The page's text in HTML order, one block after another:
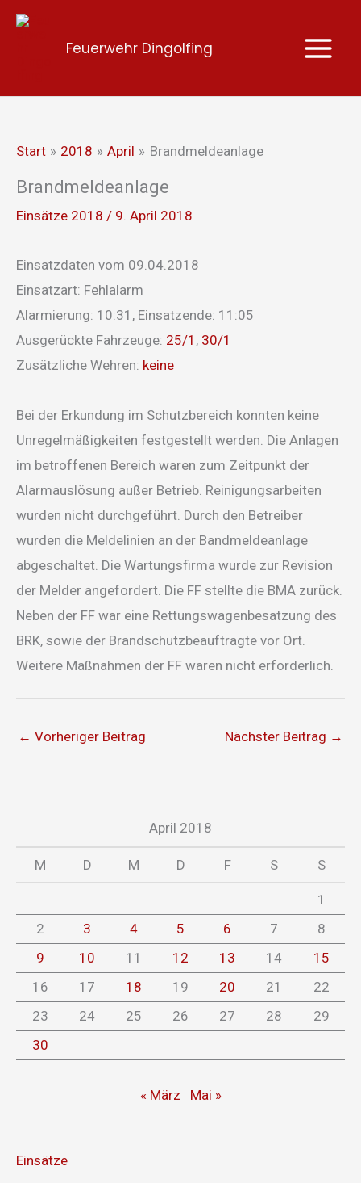
Zum
Feuerwehr Dingolfing
Start 2018 April Brandmeldeanlage
Brandmeldeanlage
Einsätze 2018 / 9. April 2018
Einsatzdaten vom 09.04.2018
Einsatzart: Fehlalarm
Alarmierung: 10:31, Einsatzende: 11:05
Ausgerückte Fahrzeuge: 25/1 , 30/1
Zusätzliche Wehren: keine
Bei der Erkundung im Schutzbereich konnten keine
Unregelmäßigkeiten festgestellt werden. Die Anlagen
im betroffenen Bereich waren zum Zeitpunkt der
Alarmauslösung außer Betrieb. Reinigungsarbeiten
wurden nicht durchgeführt. Durch den Betreiber
wurden die Meldelinien an der Bandmeldeanlage
abgeschaltet. Die Wartungsfirma wurde zur Revision
der Melder angefordert. Die FF stellte die BMA zurück.
Neben der FF war eine Rettungswagenbesatzung des
BRK, sowie der Brandschutzbeauftragte vor Ort.
Weitere Maßnahmen der FF waren nicht erforderlich.
← Vorheriger Beitrag Nächster Beitrag →
April 2018
M D M D F S S
1
2
3 4 5 6 7
8
9
10 11 12 13 14
15
16
17 18 19 20 21
22
23
24 25 26 27 28
29
30
« März Mai »
Einsätze